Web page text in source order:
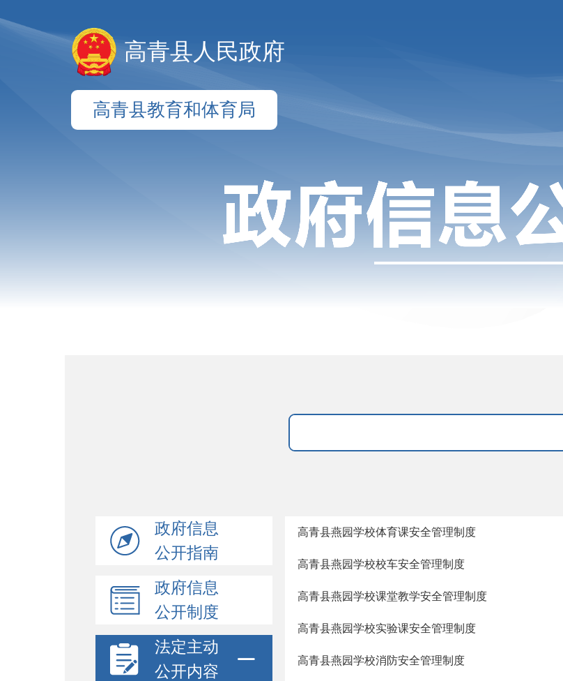
高青县人民政府
高青县教育和体育局
政府信息
公开指南
政府信息
公开制度
法定主动
公开内容
高青县燕园学校体育课安全管理制度
高青县燕园学校校车安全管理制度
高青县燕园学校课堂教学安全管理制度
高青县燕园学校实验课安全管理制度
高青县燕园学校消防安全管理制度